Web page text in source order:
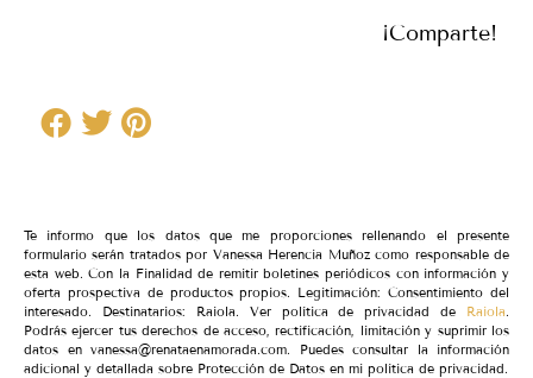
¡Comparte!
Te informo que los datos que me proporciones rellenando el presente
formulario serán tratados por Vanessa Herencia Muñoz como responsable de
esta web. Con la Finalidad de remitir boletines periódicos con información y
oferta prospectiva de productos propios. Legitimación: Consentimiento del
interesado. Destinatarios: Raiola. Ver política de privacidad de Raiola.
Podrás ejercer tus derechos de acceso, rectificación, limitación y suprimir los
datos en vanessa@renataenamorada.com. Puedes consultar la información
adicional y detallada sobre Protección de Datos en mi política de privacidad.